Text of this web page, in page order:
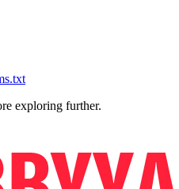
exploring further.